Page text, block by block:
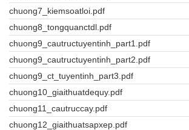
chuong7_kiemsoatloi.pdf
chuong8_tongquanctdl.pdf
chuong9_cautructuyentinh_part1.pdf
chuong9_cautructuyentinh_part2.pdf
chuong9_ct_tuyentinh_part3.pdf
chuong10_giaithuatdequy.pdf
chuong11_cautruccay.pdf
chuong12_giaithuatsapxep.pdf